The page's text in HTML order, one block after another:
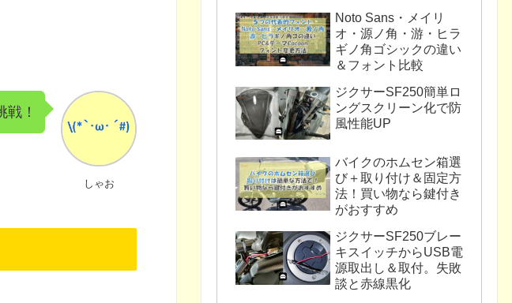
しゃお
戦！
Noto Sans・メイリ
オ・源ノ角・游・ヒラ
ギノ角ゴシックの違い
＆フォント比較
ジクサーSF250簡単ロ
ングスクリーン化で防
風性能UP
バイクのホムセン箱選
び＋取り付け＆固定方
法！買い物なら鍵付き
がおすすめ
ジクサーSF250ブレー
キスイッチからUSB電
源取出し＆取付。失敗
談と赤線黒化